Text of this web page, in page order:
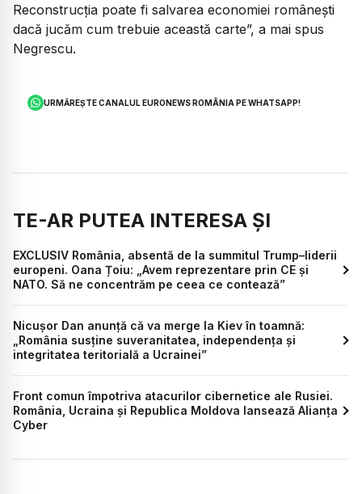
Reconstrucția poate fi salvarea economiei românești
dacă jucăm cum trebuie această carte”, a mai spus
Negrescu.
URMĂREȘTE CANALUL EURONEWS ROMÂNIA PE WHATSAPP!
TE-AR PUTEA INTERESA ȘI
EXCLUSIV România, absentă de la summitul Trump–liderii
europeni. Oana Țoiu: „Avem reprezentare prin CE și
NATO. Să ne concentrăm pe ceea ce contează”
Nicușor Dan anunță că va merge la Kiev în toamnă:
„România susține suveranitatea, independența și
integritatea teritorială a Ucrainei”
Front comun împotriva atacurilor cibernetice ale Rusiei.
România, Ucraina și Republica Moldova lansează Alianța
Cyber